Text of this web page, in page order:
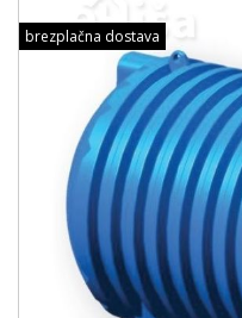
brezplačna dostava